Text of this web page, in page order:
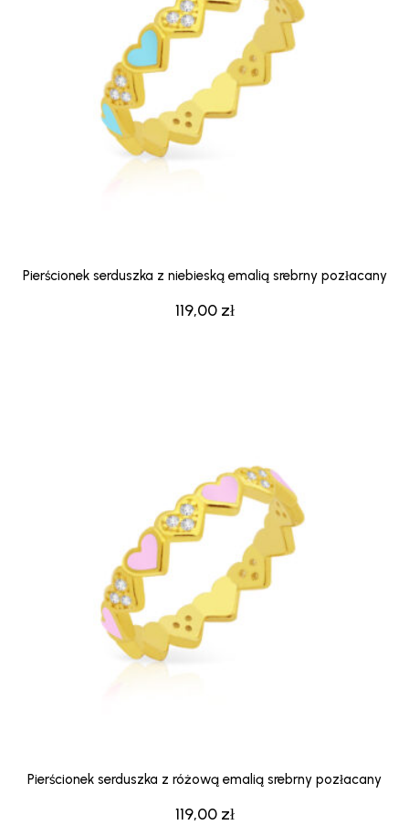
119,00 zł
Pierścionek serduszka z niebieską emalią srebrny pozłacany
119,00 zł
Pierścionek serduszka z różową emalią srebrny pozłacany